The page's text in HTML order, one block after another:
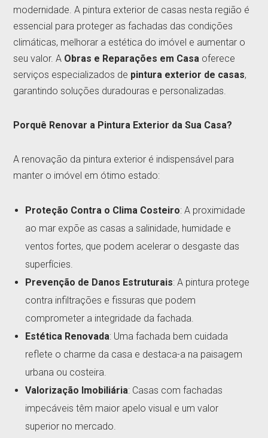
modernidade. A pintura exterior de casas nesta região é
essencial para proteger as fachadas das condições
climáticas, melhorar a estética do imóvel e aumentar o
seu valor. A Obras e Reparações em Casa oferece
serviços especializados de pintura exterior de casas,
garantindo soluções duradouras e personalizadas.
Porquê Renovar a Pintura Exterior da Sua Casa?
A renovação da pintura exterior é indispensável para
manter o imóvel em ótimo estado:
Proteção Contra o Clima Costeiro: A proximidade
ao mar expõe as casas a salinidade, humidade e
ventos fortes, que podem acelerar o desgaste das
superfícies.
Prevenção de Danos Estruturais: A pintura protege
contra infiltrações e fissuras que podem
comprometer a integridade da fachada.
Estética Renovada: Uma fachada bem cuidada
reflete o charme da casa e destaca-a na paisagem
urbana ou costeira.
Valorização Imobiliária: Casas com fachadas
impecáveis têm maior apelo visual e um valor
superior no mercado.